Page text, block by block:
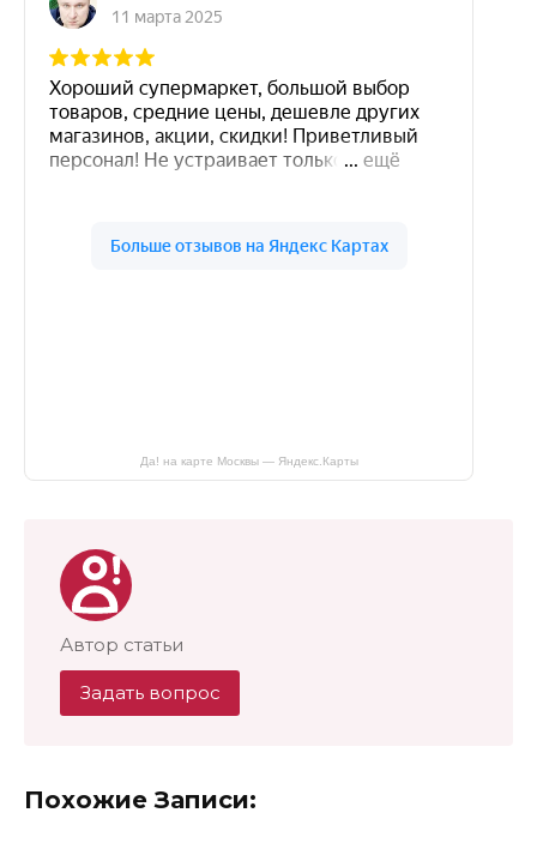
Да! на карте Москвы — Яндекс.Карты
Автор статьи
Задать вопрос
Похожие Записи: